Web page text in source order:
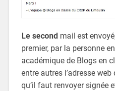
Le secondmail est
premier, par la personne
académique de Blogs en
entre autres l’adresse
qu’il faut renvoyer signée